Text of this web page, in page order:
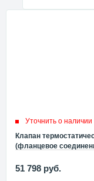
Уточнить о наличии
Клапан
(фланцевое
51 798 руб.